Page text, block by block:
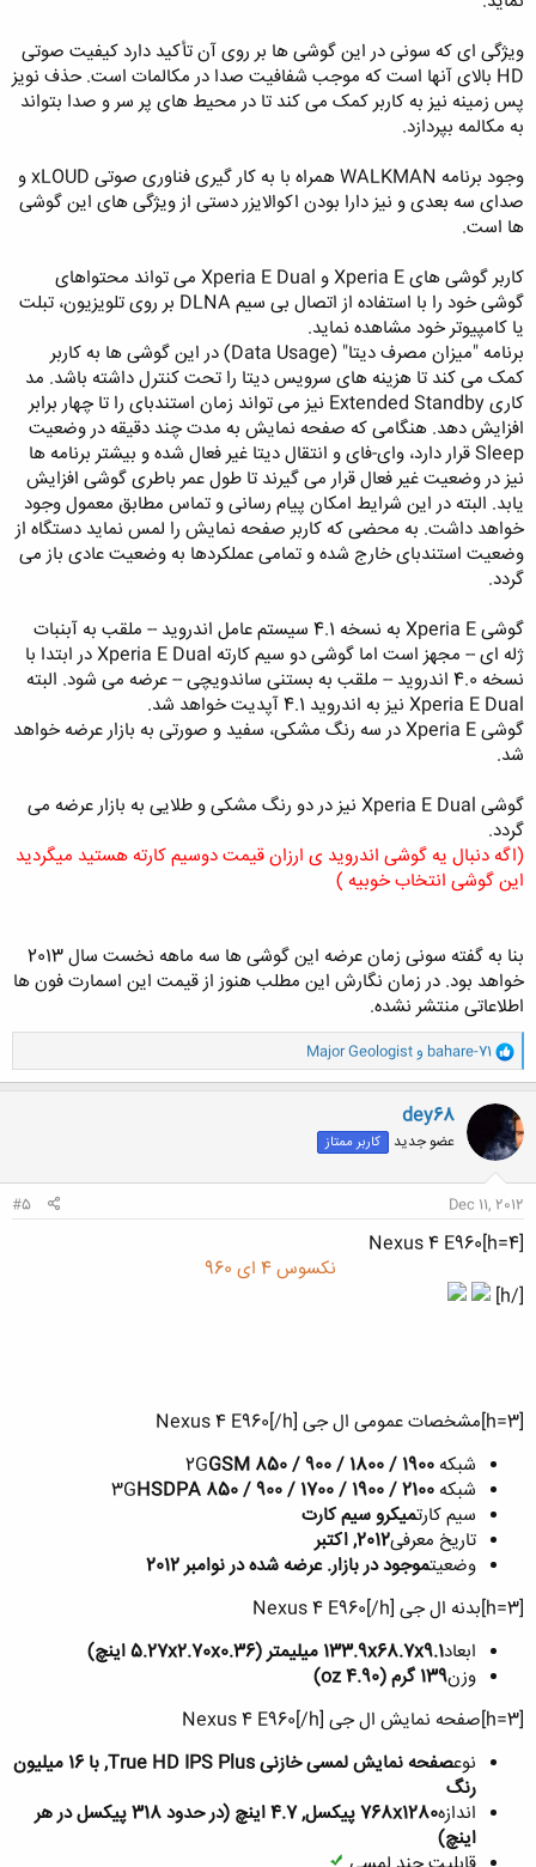
ویژگی ای که سونی در این گوشی ها بر روی آن تأکید دارد کیفیت صوتی
HD بالای آنها است که موجب شفافیت صدا در مکالمات است. حذف نویز
پس زمینه نیز به کاربر کمک می کند تا در محیط های پر سر و صدا بتواند
به مکالمه بپردازد.
وجود برنامه WALKMAN همراه با به کار گیری فناوری صوتی xLOUD و
صدای سه بعدی و نیز دارا بودن اکوالایزر دستی از ویژگی های این گوشی
ها است.
کاربر گوشی های Xperia E و Xperia E Dual می تواند محتواهای
گوشی خود را با استفاده از اتصال بی سیم DLNA بر روی تلویزیون، تبلت
یا کامپیوتر خود مشاهده نماید.
برنامه "میزان مصرف دیتا" (Data Usage) در این گوشی ها به کاربر
کمک می کند تا هزینه های سرویس دیتا را تحت کنترل داشته باشد. مد
کاری Extended Standby نیز می تواند زمان استندبای را تا چهار برابر
افزایش دهد. هنگامی که صفحه نمایش به مدت چند دقیقه در وضعیت
Sleep قرار دارد، وای-فای و انتقال دیتا غیر فعال شده و بیشتر برنامه ها
نیز در وضعیت غیر فعال قرار می گیرند تا طول عمر باطری گوشی افزایش
یابد. البته در این شرایط امکان پیام رسانی و تماس مطابق معمول وجود
خواهد داشت. به محضی که کاربر صفحه نمایش را لمس نماید دستگاه از
وضعیت استندبای خارج شده و تمامی عملکردها به وضعیت عادی باز می
گردد.
گوشی Xperia E به نسخه 4.1 سیستم عامل اندروید -- ملقب به آبنبات
ژله ای -- مجهز است اما گوشی دو سیم کارته Xperia E Dual در ابتدا با
نسخه 4.0 اندروید -- ملقب به بستنی ساندویچی -- عرضه می شود. البته
Xperia E Dual نیز به اندروید 4.1 آپدیت خواهد شد.
گوشی Xperia E در سه رنگ مشکی، سفید و صورتی به بازار عرضه خواهد
شد.
گوشی Xperia E Dual نیز در دو رنگ مشکی و طلایی به بازار عرضه می
گردد.
(اگه دنبال یه گوشی اندروید ی ارزان قیمت دوسیم کارته هستید میگردید
این گوشی انتخاب خوبیه )
بنا به گفته سونی زمان عرضه این گوشی ها سه ماهه نخست سال 2013
خواهد بود. در زمان نگارش این مطلب هنوز از قیمت این اسمارت فون ها
اطلاعاتی منتشر نشده.
و
ا
ک
ن
ه
ا
bahare-71 وMajor Geologist
dey68
عضو جدید کاربر ممتاز
Dec 11, 2012
#5
[h=4]Nexus 4 E960
نکسوس 4 ای 960
[/h]
[h=3]مشخصات عمومی ال جی Nexus 4 E960[/h]
شبکه 2G GSM 850 / 900 / 1800 / 1900
شبکه 3G HSDPA 850 / 900 / 1700 / 1900 / 2100
سیم کارتمیکرو سیم کارت
تاریخ معرفی2012, اکتبر
وضعیتموجود در بازار. عرضه شده در نوامبر 2012
[h=3]بدنه ال جی Nexus 4 E960[/h]
ابعاد133.9x68.7x9.1 میلیمتر (5.27x2.70x0.36 اینچ)
وزن139 گرم (4.90 oz)
[h=3]صفحه نمایش ال جی Nexus 4 E960[/h]
نوع
صفحه نمایش لمسی خازنی True HD IPS Plus, با 16 میلیون
رنگ
اندازه
768x1280 پیکسل, 4.7 اینچ (در حدود 318 پیکسل در هر
اینچ)